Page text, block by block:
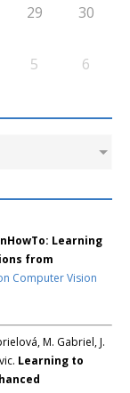
29 30
5 6
Learning
from
Computer Vision
M. Gabriel, J.
Learning to